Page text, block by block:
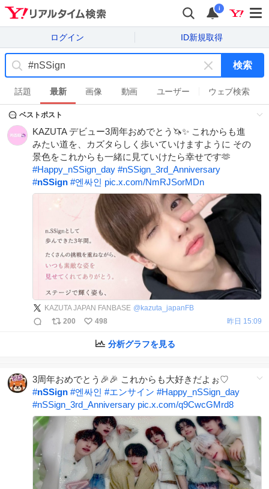
i
ログイン ID新規取得
キ
ー
ワ
ド
を
消
す
検索
話題 最新 画像 動画 ユーザー ウェブ検索
ベストポスト
KAZUTA デビュー3周年おめでとう🦄✨ これからも進
みたい道を、カズタらしく歩いていけますように その
景色をこれからも一緒に見ていけたら幸せです🫶
#Happy_nSSign_day #nSSign_3rd_Anniversary
#nSSign #엔싸인 pic.x.com/NmRJSorMDn
KAZUTA JAPAN FANBASE @ kazuta_japanFB
200
498 昨日 15:09
分析グラフを見る
3周年おめでとう🎉🎉 これからも大好きだよぉ♡
#nSSign #엔싸인 #エンサイン #Happy_nSSign_day
#nSSign_3rd_Anniversary pic.x.com/q9CwcGMrd8